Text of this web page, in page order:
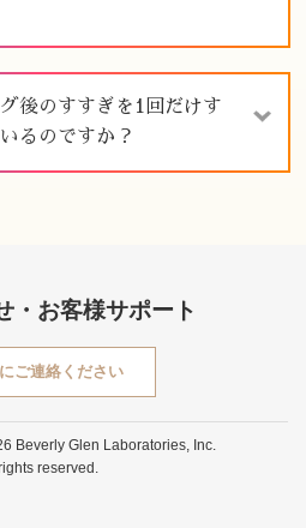
後のすすぎを1回だけす
るのですか？
・お客様サポート
ご連絡ください
Beverly Glen Laboratories, Inc.
reserved.